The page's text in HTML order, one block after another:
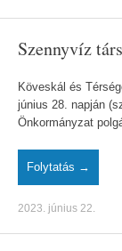
Szennyvíz
Köveskál és
június 28. napján
Önkormányzat
Folytatás →
2023. június 22.